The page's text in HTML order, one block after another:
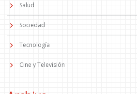
Salud
Sociedad
Tecnología
Cine y Televisión